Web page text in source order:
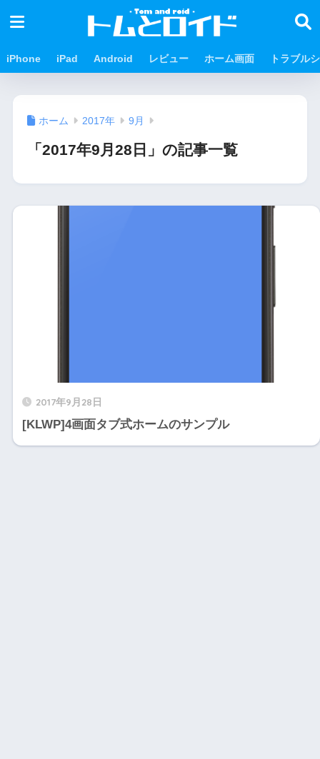
iPhone iPad Android レビュー ホーム画面 トラブル
ホーム 2017年 9月
「2017年9月28日」の記事一覧
2017年9月28日
[KLWP]4画面タブ式ホームのサンプル